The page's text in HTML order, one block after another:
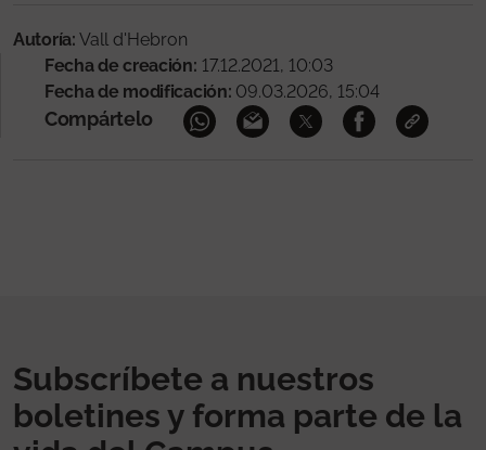
Autoría: Vall d'Hebron
Fecha de creación: 17.12.2021, 10:03
Fecha de modificación: 09.03.2026, 15:04
Compártelo
Subscríbete a nuestros
boletines y forma parte de la